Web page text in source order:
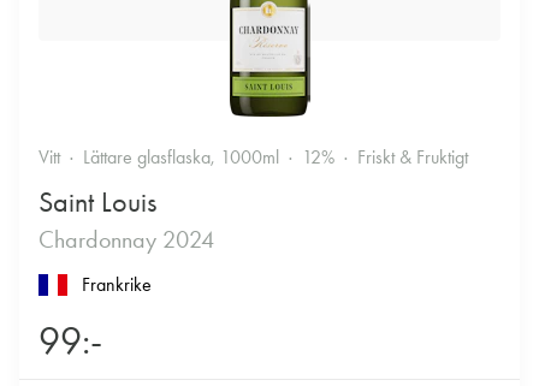
Vitt Lättare glasflaska, 1000ml 12% Friskt & Fruktigt
Saint Louis
Chardonnay 2024
Frankrike
99:-